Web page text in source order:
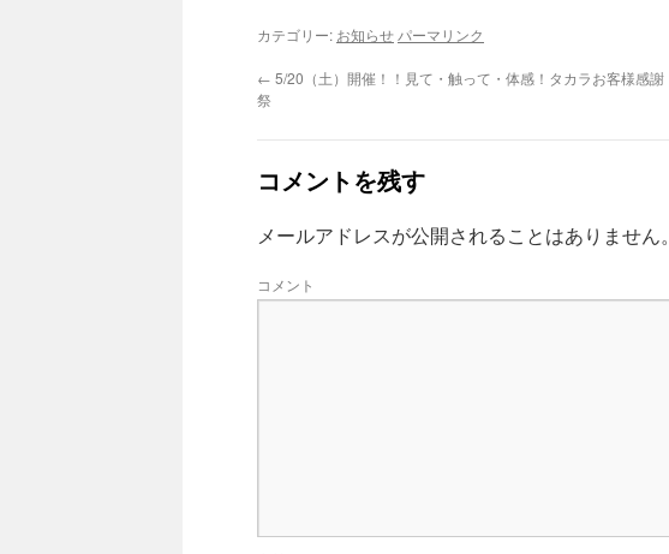
カテゴリー: お知らせ パーマリンク
← 5/20（土）開催！！見て・触って・体感！タカラお客様感謝
祭
コメントを残す
メールアドレスが公開されることはありません。
コメント